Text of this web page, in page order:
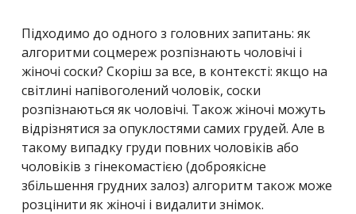
Підходимо до одного з головних запитань: як
алгоритми соцмереж розпізнають чоловічі і
жіночі соски? Скоріш за все, в контексті: якщо на
світлині напівоголений чоловік, соски
розпізнаються як чоловічі. Також жіночі можуть
відрізнятися за опуклостями самих грудей. Але в
такому випадку груди повних чоловіків або
чоловіків з гінекомастією (доброякісне
збільшення грудних залоз) алгоритм також може
розцінити як жіночі і видалити знімок.